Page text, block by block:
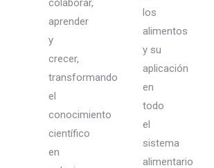
colaborar,
aprender
y
crecer,
transformando
el
conocimiento
científico
en
los
alimentos
y su
aplicación
en
todo
el
sistema
alimentario